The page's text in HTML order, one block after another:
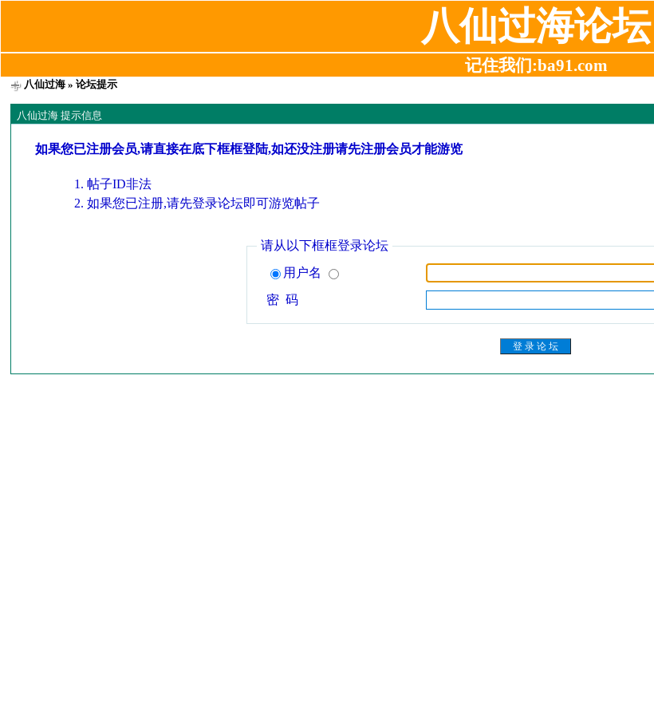
八仙过海论坛
记住我们:ba91.com
八仙过海 » 论坛提示
八仙过海 提示信息
如果您已注册会员,请直接在底下框框登陆,如还没注册请先注册会员才能游览
帖子ID非法
如果您已注册,请先登录论坛即可游览帖子
请从以下框框登录论坛
用户名
密 码